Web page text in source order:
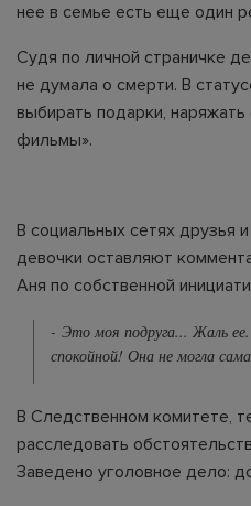
нее в семье есть еще один
Судя по личной страничке
не думала о смерти. В
выбирать подарки,
фильмы».
В социальных сетях друзья
девочки оставляют
Аня по собственной
- Это моя подруга... Жаль
спокойной! Она не могла
В Следственном комитете,
расследовать
Заведено уголовное дело: